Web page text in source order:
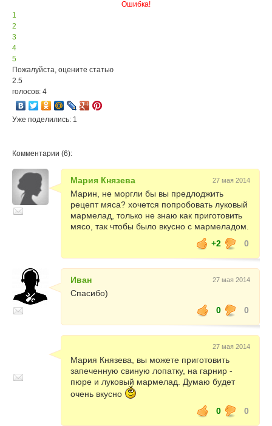
Ошибка!
1
2
3
4
5
Пожалуйста, оцените статью
2.5
голосов: 4
Уже поделились: 1
Комментарии (6):
Мария Князева 27 мая 2014
Марин, не моргли бы вы предлоджить
рецепт мяса? хочется попробовать луковый
мармелад, только не знаю как приготовить
мясо, так чтобы было вкусно с мармеладом.
+2
0
Иван 27 мая 2014
Спасибо)
0
0
27 мая 2014
Мария Князева, вы можете приготовить
запеченную свиную лопатку, на гарнир -
пюре и луковый мармелад. Думаю будет
очень вкусно
0
0